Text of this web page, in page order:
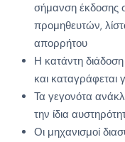
σήμανση έκδοσης
προμηθευτών,
απορρήτου
Η κατάντη
και καταγράφεται
Τα γεγονότα
την ίδια
Οι μηχανισμοί